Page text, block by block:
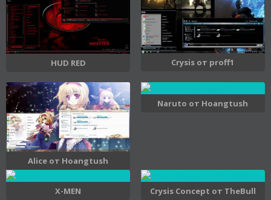
HUD RED Crysis от proff1
Alice от Hoangtush
Naruto от Hoangtush
X-MEN Crysis Concept от TheBull